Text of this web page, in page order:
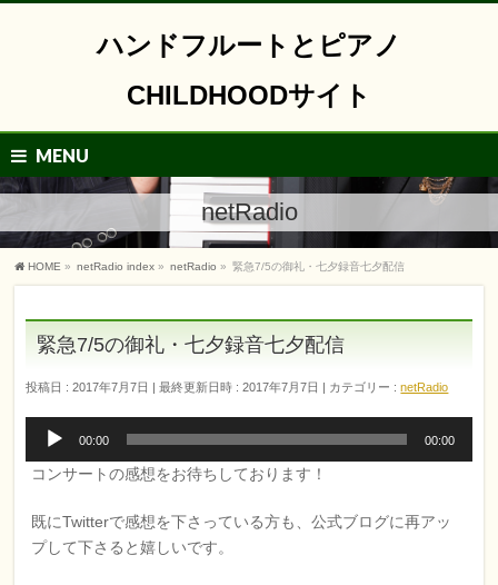
ハンドフルートとピアノ
CHILDHOODサイト
MENU
netRadio
HOME » netRadio index » netRadio » 緊急7/5の御礼・七夕録音七夕配信
緊急7/5の御礼・七夕録音七夕配信
投稿日 : 2017年7月7日 最終更新日時 : 2017年7月7日 カテゴリー :netRadio
プ
ー
ヤ
00:00 00:00
コンサートの感想をお待ちしております！
既にTwitterで感想を下さっている方も、公式ブログに再アッ
プして下さると嬉しいです。